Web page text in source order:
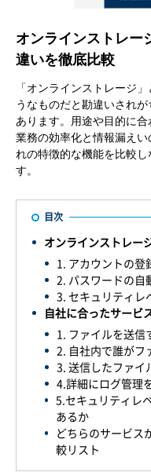
オンラインストレー
違いを徹底比較
「オンラインストレージ
うなものだと勘違いされ
あります。用途や目的に
業務の効率化と情報漏え
れの特徴的な機能を比較
す。
目次
オンラインストレー
1. アカウントの登
2. パスワードの自
3. セキュリティレ
自社に合ったサービ
1. ファイルを送信
2. 自社内で誰がフ
3. 送信したファイ
4.詳細にログ管理
5.セキュリティレ
あるか
どちらのサービス
較リスト